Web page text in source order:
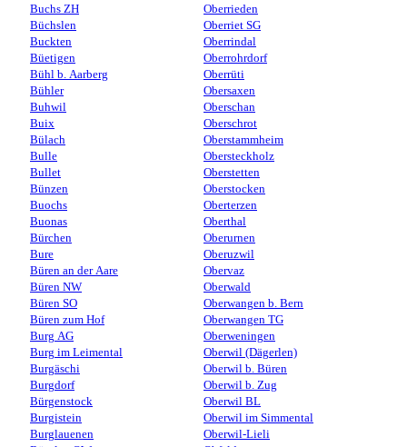
Buchs ZH
Büchslen
Buckten
Büetigen
Bühl b. Aarberg
Bühler
Buhwil
Buix
Bülach
Bulle
Bullet
Bünzen
Buochs
Buonas
Bürchen
Bure
Büren an der Aare
Büren NW
Büren SO
Büren zum Hof
Burg AG
Burg im Leimental
Burgäschi
Burgdorf
Bürgenstock
Burgistein
Burglauenen
Oberrieden
Oberriet SG
Oberrindal
Oberrohrdorf
Oberrüti
Obersaxen
Oberschan
Oberschrot
Oberstammheim
Obersteckholz
Oberstetten
Oberstocken
Oberterzen
Oberthal
Oberurnen
Oberuzwil
Obervaz
Oberwald
Oberwangen b. Bern
Oberwangen TG
Oberweningen
Oberwil (Dägerlen)
Oberwil b. Büren
Oberwil b. Zug
Oberwil BL
Oberwil im Simmental
Oberwil-Lieli